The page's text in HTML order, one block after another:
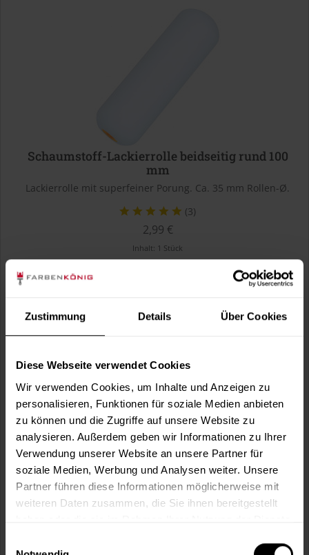
Zustimmung Details Über Cookies
Diese Webseite verwendet Cookies
Wir verwenden Cookies, um Inhalte und Anzeigen zu
personalisieren, Funktionen für soziale Medien anbieten
zu können und die Zugriffe auf unsere Website zu
analysieren. Außerdem geben wir Informationen zu Ihrer
Verwendung unserer Website an unsere Partner für
soziale Medien, Werbung und Analysen weiter. Unsere
Partner führen diese Informationen möglicherweise mit
weiteren Daten zusammen, die Sie ihnen bereitgestellt
Schaumstoff-Lackierrolle beidseitig rund 100
mm
Lackierrolle mit superfeiner Porung. Ca. 35 mm Rollen-Ø.
(3)
2,99 €
Inhalt: 1 Stück
Lackierrolle MagicCrater
Für Lackierungen mit lösemittel- und wasserbasierten
Lacken.
6,49 €